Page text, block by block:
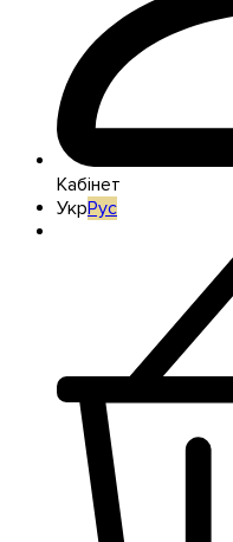
Кабінет
УкрРус